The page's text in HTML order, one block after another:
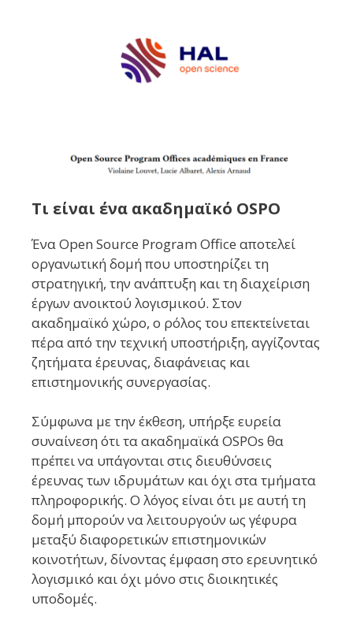
Τι είναι ένα ακαδημαϊκό OSPO
Ένα Open Source Program Office αποτελεί
οργανωτική δομή που υποστηρίζει τη
στρατηγική, την ανάπτυξη και τη διαχείριση
έργων ανοικτού λογισμικού. Στον
ακαδημαϊκό χώρο, ο ρόλος του επεκτείνεται
πέρα από την τεχνική υποστήριξη, αγγίζοντας
ζητήματα έρευνας, διαφάνειας και
επιστημονικής συνεργασίας.
Σύμφωνα με την έκθεση, υπήρξε ευρεία
συναίνεση ότι τα ακαδημαϊκά OSPOs θα
πρέπει να υπάγονται στις διευθύνσεις
έρευνας των ιδρυμάτων και όχι στα τμήματα
πληροφορικής. Ο λόγος είναι ότι με αυτή τη
δομή μπορούν να λειτουργούν ως γέφυρα
μεταξύ διαφορετικών επιστημονικών
κοινοτήτων, δίνοντας έμφαση στο ερευνητικό
λογισμικό και όχι μόνο στις διοικητικές
υποδομές.